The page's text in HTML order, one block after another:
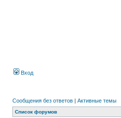
Вход
Сообщения без ответов | Активные темы
Список форумов